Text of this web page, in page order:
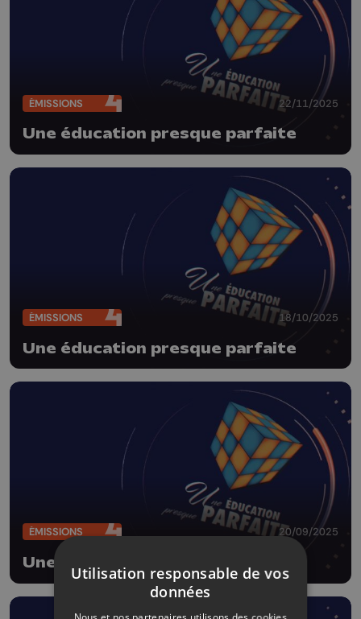
ÉMISSIONS 22/11/2025
Une éducation presque parfaite
ÉMISSIONS 18/10/2025
Une éducation presque parfaite
ÉMISSIONS 20/09/2025
Une éducation presque parfaite
Utilisation responsable de vos
données